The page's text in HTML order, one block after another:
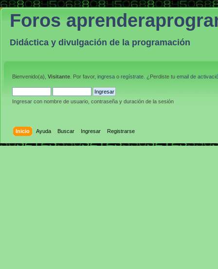
Foros
Didáctica y divulgación de la programación
Bienvenido(a), Visitante . Por favor, ingresa o regístrate . ¿Perdiste tu email de
Ingresar con nombre de usuario, contraseña y duración de la sesión
Inicio Ayuda Buscar Ingresar Registrarse